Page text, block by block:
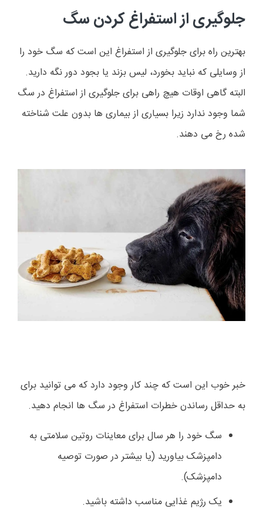
جلوگیری از استفراغ کردن سگ
بهترین راه برای جلوگیری از استفراغ این است که سگ خود را
از وسایلی که نباید بخورد، لیس بزند یا بجود دور نگه دارید.
البته گاهی اوقات هیچ راهی برای جلوگیری از استفراغ در سگ
شما وجود ندارد زیرا بسیاری از بیماری ها بدون علت شناخته
شده رخ می دهند.
خبر خوب این است که چند کار وجود دارد که می توانید برای
به حداقل رساندن خطرات استفراغ در سگ ها انجام دهید.
سگ خود را هر سال برای معاینات روتین سلامتی به
دامپزشک بیاورید (یا بیشتر در صورت توصیه
دامپزشک).
یک رژیم غذایی مناسب داشته باشید.